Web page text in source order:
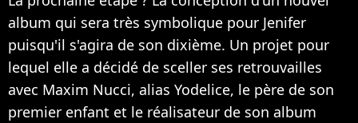
album qui sera très symbolique pour Jenifer
puisqu'il s'agira de son dixième. Un projet pour
lequel elle a décidé de sceller ses retrouvailles
avec Maxim Nucci, alias Yodelice, le père de son
premier enfant et le réalisateur de son album